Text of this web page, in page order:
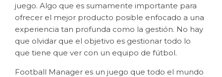
juego. Algo que es sumamente importante para
ofrecer el mejor producto posible enfocado a una
experiencia tan profunda como la gestión. No hay
que olvidar que el objetivo es gestionar todo lo
que tiene que ver con un equipo de fútbol.
Football Manager es un juego que todo el mundo